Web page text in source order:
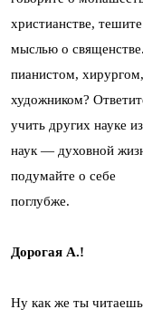
христианстве,
мыслью о
пианистом, хирургом,
художником?
учить других науке из
наук — духовной
подумайте о себе
поглубже.
Дорогая А.!
Ну как же ты